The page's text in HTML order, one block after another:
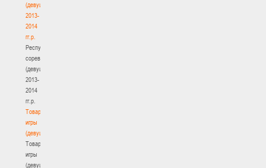
(девушки)
2013-
2014
гг.р.
Республиканские
соревнования
(девушки)
2013-
2014
гг.р.
Товарищеские
игры
(девушки)
Товарищеские
игры
(девушки)